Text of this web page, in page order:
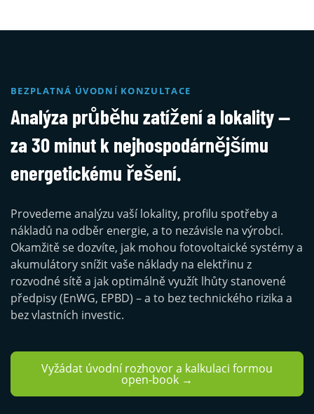
BEZPLATNÁ ÚVODNÍ KONZULTACE
Analýza průběhu zatížení a lokality —
za 30 minut k nejhospodárnějšímu
energetickému řešení.
Provedeme analýzu vaší lokality, profilu spotřeby a
nákladů na odběr energie, a to nezávisle na výrobci.
Okamžitě se dozvíte, jak mohou fotovoltaické systémy a
akumulátory snížit vaše náklady na elektřinu z
rozvodné sítě a jak optimálně využít lhůty stanovené
předpisy (EnWG, EPBD) – a to bez technického rizika a
bez vlastních investic.
Vyžádat úvodní rozhovor a kalkulaci formou
open-book →